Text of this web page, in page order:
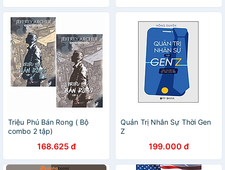
Triệu Phú Bán Rong ( Bộ
combo 2 tập)
168.625 đ
Quản Trị Nhân Sự Thời Gen
Z
199.000 đ